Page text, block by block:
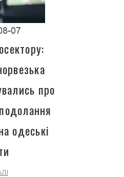
07
про
одеські